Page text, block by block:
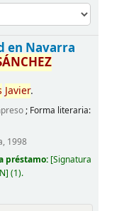
en Navarra
Javier.
; Forma literaria:
1998
préstamo: [Signatura
] (1).